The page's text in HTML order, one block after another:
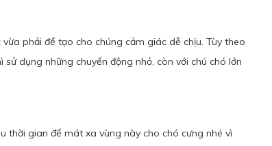
phải để tạo cho chúng cảm giác dễ chịu. Tùy theo
dụng những chuyển động nhỏ, còn với chú chó lớn
thời gian để mát xa vùng này cho chó cưng nhé vì